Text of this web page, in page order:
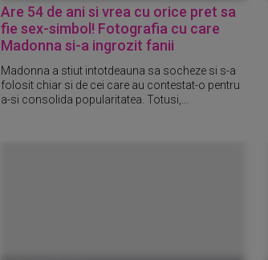
Are 54 de ani si vrea cu orice pret sa
fie sex-simbol! Fotografia cu care
Madonna si-a ingrozit fanii
Madonna a stiut intotdeauna sa socheze si s-a
folosit chiar si de cei care au contestat-o pentru
a-si consolida popularitatea. Totusi,...